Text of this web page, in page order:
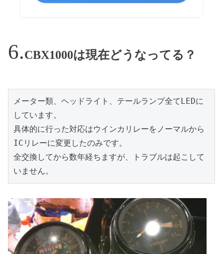
CBX1000は現在どうなってる？
メーター類、ヘッドライト、テールランプ全てLEDに
しています。
具体的に行った対応はウインカリレーをノーマルから
ICリレーに変更したのみです。
全交換してから数年経ちますが、トラブルは起こして
いません。